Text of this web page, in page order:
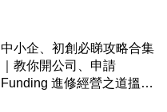
中小企、初創必睇攻略合集
｜教你開公司、申請
Funding 進修經營之道搵大